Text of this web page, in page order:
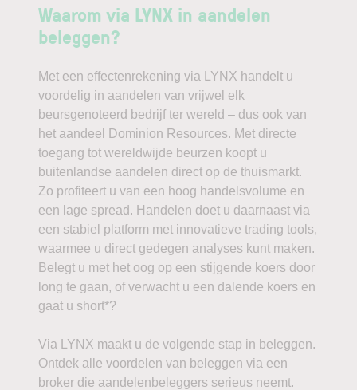
Waarom via LYNX in aandelen
beleggen?
Met een effectenrekening via LYNX handelt u
voordelig in aandelen van vrijwel elk
beursgenoteerd bedrijf ter wereld – dus ook van
het aandeel Dominion Resources. Met directe
toegang tot wereldwijde beurzen koopt u
buitenlandse aandelen direct op de thuismarkt.
Zo profiteert u van een hoog handelsvolume en
een lage spread. Handelen doet u daarnaast via
een stabiel platform met innovatieve trading tools,
waarmee u direct gedegen analyses kunt maken.
Belegt u met het oog op een stijgende koers door
long te gaan, of verwacht u een dalende koers en
gaat u short*?
Via LYNX maakt u de volgende stap in beleggen.
Ontdek alle voordelen van beleggen via een
broker die aandelenbeleggers serieus neemt.